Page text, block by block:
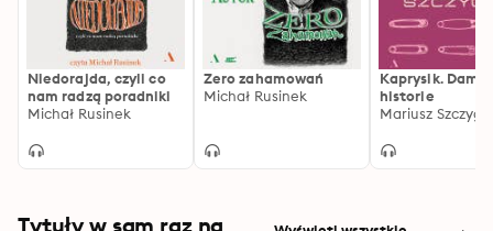
Niedorajda, czyli co
nam radzą poradniki
Michał Rusinek
Zero zahamowań
Michał Rusinek
Kaprysik.
historie
Mariusz
Tytuły w sam raz na